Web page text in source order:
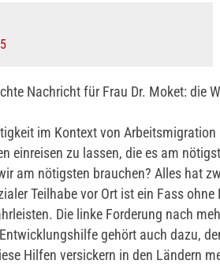
Nachricht für Frau Dr. Moket: die
im Kontext von
einreisen zu lassen, die es am
am nötigsten brauchen? Alles hat
Teilhabe vor Ort ist ein Fass ohne
Die linke Forderung nach
gehört auch dazu,
Hilfen versickern in den Ländern